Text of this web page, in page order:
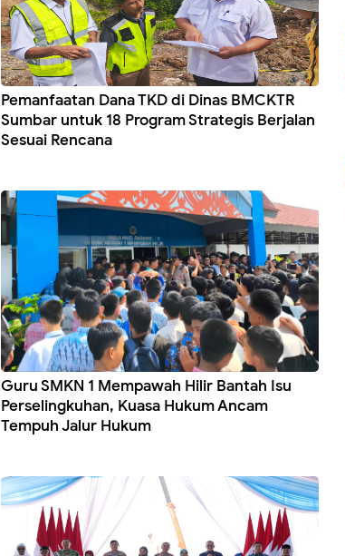
Pemanfaatan Dana TKD di Dinas BMCKTR
Sumbar untuk 18 Program Strategis Berjalan
Sesuai Rencana
Guru SMKN 1 Mempawah Hilir Bantah Isu
Perselingkuhan, Kuasa Hukum Ancam
Tempuh Jalur Hukum